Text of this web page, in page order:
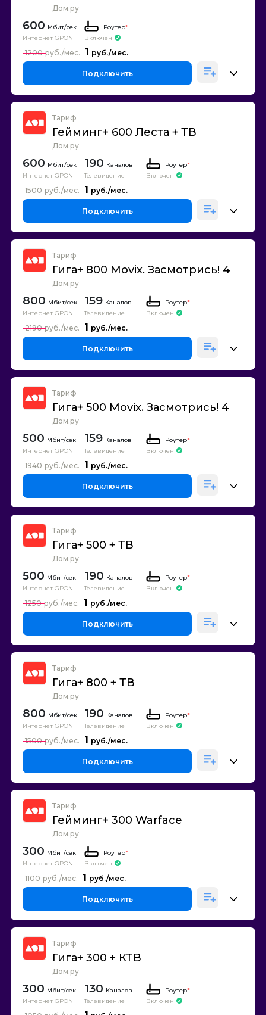
Дом.ру
600
Интернет GPON
Роутер*
Включен
1
1200
Подключить
Тариф
Гейминг+ 600 Леста + ТВ
Дом.ру
600
Интернет GPON
190 Каналов
Телевидение
Роутер*
Включен
1
1500
Подключить
Тариф
Гига+ 800 Movix. Засмотрись! 4
Дом.ру
800
Интернет GPON
159 Каналов
Телевидение
Роутер*
Включен
1
2190
Подключить
Тариф
Гига+ 500 Movix. Засмотрись! 4
Дом.ру
500
Интернет GPON
159 Каналов
Телевидение
Роутер*
Включен
1
1940
Подключить
Тариф
Гига+ 500 + ТВ
Дом.ру
500
Интернет GPON
190 Каналов
Телевидение
Роутер*
Включен
1
1250
Подключить
Тариф
Гига+ 800 + ТВ
Дом.ру
800
Интернет GPON
190 Каналов
Телевидение
Роутер*
Включен
1
1500
Подключить
Тариф
Гейминг+ 300 Warface
Дом.ру
300
Интернет GPON
Роутер*
Включен
1
1100
Подключить
Тариф
Гига+ 300 + КТВ
Дом.ру
300
Интернет GPON
130 Каналов
Телевидение
Роутер*
Включен